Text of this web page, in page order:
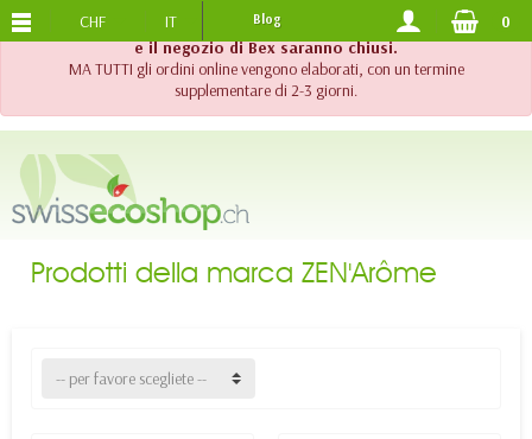
!! Importante !! Fino al 20 agosto 2026, l'assistenza telefonica
e il negozio di Bex saranno chiusi.
MA TUTTI gli ordini online vengono elaborati, con un termine
supplementare di 2-3 giorni.
SPEDIZIONE GRATUITADA 120.-
CHF IT Blog 0
Prodotti della marca ZEN'Arôme
-- per favore scegliete --